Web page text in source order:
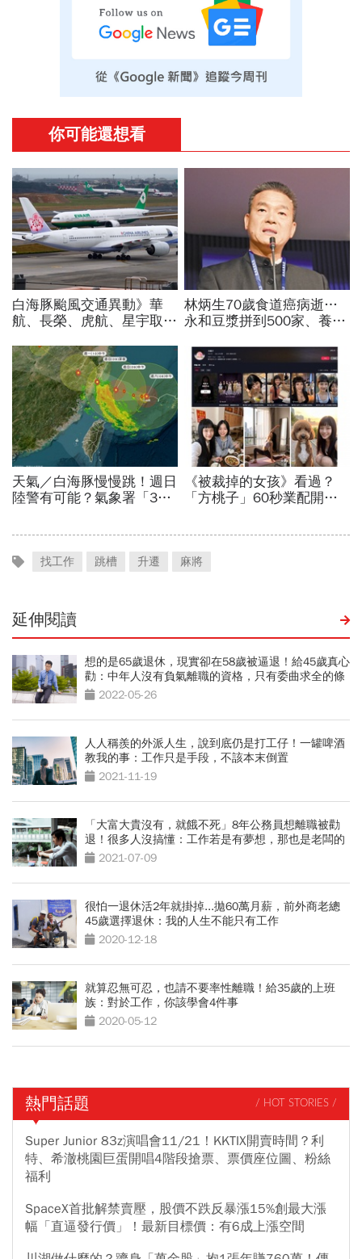
找工作 跳槽 升遷 麻將
延伸閱讀
想的是65歲退休，現實卻在58歲被逼退！給45歲真心
勸：中年人沒有負氣離職的資格，只有委曲求全的條
件 2022-05-26
人人稱羨的外派人生，說到底仍是打工仔！一罐啤酒
教我的事：工作只是手段，不該本末倒置
2021-11-19
「大富大貴沒有，就餓不死」8年公務員想離職被勸
退！很多人沒搞懂：工作若是有夢想，那也是老闆的
夢想2021-07-09
很怕一退休活2年就掛掉...拋60萬月薪，前外商老總
45歲選擇退休：我的人生不能只有工作
2020-12-18
就算忍無可忍，也請不要率性離職！給35歲的上班
族：對於工作，你該學會4件事
2020-05-12
熱門話題 / HOT STORIES /
Super Junior 83z演唱會11/21！KKTIX開賣時間？利
特、希澈桃園巨蛋開唱4階段搶票、票價座位圖、粉絲
福利
SpaceX首批解禁賣壓，股價不跌反暴漲15%創最大漲
幅「直逼發行價」！最新目標價：有6成上漲空間